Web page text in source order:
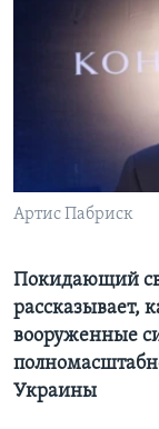
Языки
Артис Пабриск
Покидающий
рассказывает,
вооруженные
Украины